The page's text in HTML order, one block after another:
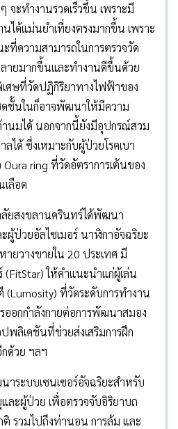
จะทำงานรวดเร็วขึ้น เพราะมี
ได้แม่นยำเที่ยงตรงมากขึ้น เพราะ
ที่ความสามารถในการตรวจวัด
ายมากขึ้นและทำงานดีขึ้นด้วย
เศษที่วัดปฏิกิริยาทางไฟฟ้าของ
ชั้นในก็อาจพัฒนาให้มีความ
านมได้ นอกจากนี้ยังมีอุปกรณ์สวม
ได้ ซึ่งเหมาะกับผู้ป่วยโรคเบา
ring ที่วัดอัตราการเต้นของ
เลือด
ยสงขลานครินทร์ได้พัฒนา
ผู้ป่วยอัลไซเมอร์ นาฬิกาอัจฉริยะ
ายวางขายใน 20 ประเทศ มี
ให้คำแนะนำแก่ผู้เล่น
ที่วัดระดับการทำงาน
ออกกำลังกายต่อการพัฒนาสมอง
ลิเคชันที่ช่วยส่งเสริมการฝึก
ด้วย ฯลฯ
าระบบเซนเซอร์อัจฉริยะสำหรับ
ละผู้ป่วย เพื่อตรวจจับอิริยาบถ
รวมไปถึงท่านอน การล้ม และ